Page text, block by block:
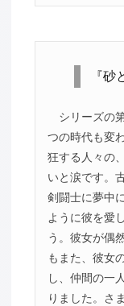
『砂
シリーズの
つの時代も変
狂する人々の
いと涙です。
剣闘士に夢中
ように彼を愛
う。彼女が偶
もまた、彼女
し、仲間の一
りました。さ